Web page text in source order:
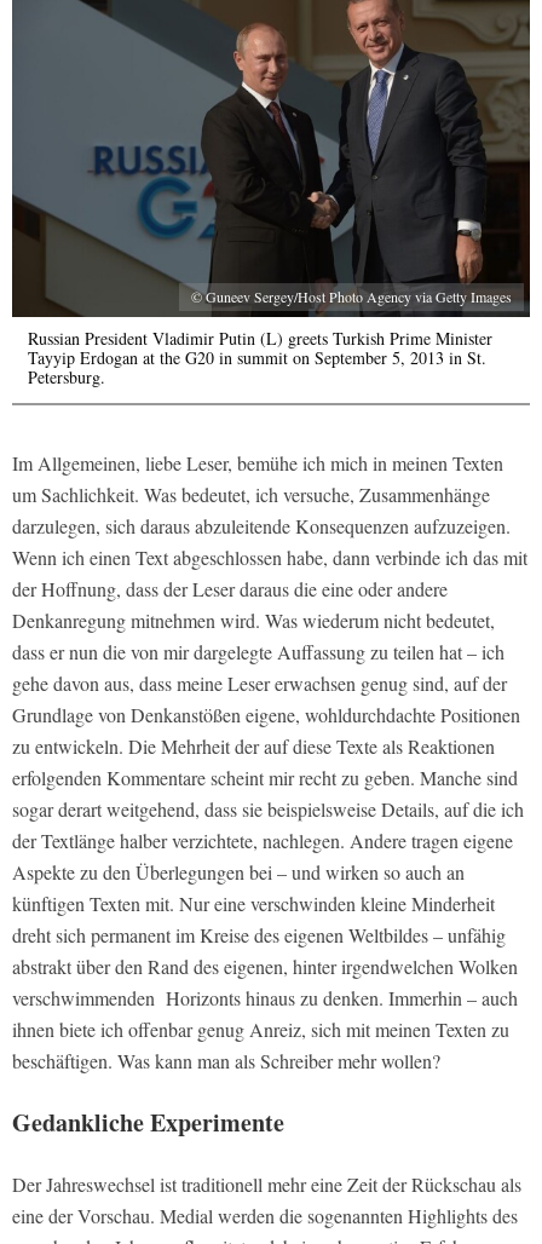
© Guneev Sergey/Host Photo Agency via Getty Images
Russian President Vladimir Putin (L) greets Turkish Prime Minister
Tayyip Erdogan at the G20 in summit on September 5, 2013 in St.
Petersburg.
Im Allgemeinen, liebe Leser, bemühe ich mich in meinen Texten
um Sachlichkeit. Was bedeutet, ich versuche, Zusammenhänge
darzulegen, sich daraus abzuleitende Konsequenzen aufzuzeigen.
Wenn ich einen Text abgeschlossen habe, dann verbinde ich das mit
der Hoffnung, dass der Leser daraus die eine oder andere
Denkanregung mitnehmen wird. Was wiederum nicht bedeutet,
dass er nun die von mir dargelegte Auffassung zu teilen hat – ich
gehe davon aus, dass meine Leser erwachsen genug sind, auf der
Grundlage von Denkanstößen eigene, wohldurchdachte Positionen
zu entwickeln. Die Mehrheit der auf diese Texte als Reaktionen
erfolgenden Kommentare scheint mir recht zu geben. Manche sind
sogar derart weitgehend, dass sie beispielsweise Details, auf die ich
der Textlänge halber verzichtete, nachlegen. Andere tragen eigene
Aspekte zu den Überlegungen bei – und wirken so auch an
künftigen Texten mit. Nur eine verschwinden kleine Minderheit
dreht sich permanent im Kreise des eigenen Weltbildes – unfähig
abstrakt über den Rand des eigenen, hinter irgendwelchen Wolken
verschwimmenden Horizonts hinaus zu denken. Immerhin – auch
ihnen biete ich offenbar genug Anreiz, sich mit meinen Texten zu
beschäftigen. Was kann man als Schreiber mehr wollen?
Gedankliche Experimente
Der Jahreswechsel ist traditionell mehr eine Zeit der Rückschau als
eine der Vorschau. Medial werden die sogenannten Highlights des